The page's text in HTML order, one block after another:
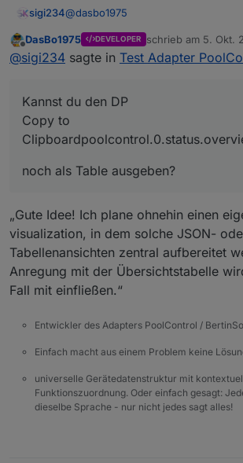
sigi234@dasbo1975
Kannst du den DP
noch als Table ausgeben?
Offline
DasBo1975 DEVELOPER schrieb am 5. Okt.
zuletzt editiert von
@sigi234 sagte in Test Adapter
Kannst du den DP
Copy to
noch als Table ausgeben?
„Gute Idee! Ich plane ohnehin einen
visualization, in dem solche JSON-
Tabellenansichten zentral aufbereitet
Anregung mit der Übersichtstabelle
Fall mit einfließen.“
Entwickler des Adapters PoolControl /
Einfach macht aus einem Problem keine
universelle Gerätedatenstruktur mit
Funktionszuordnung. Oder einfach gesagt:
dieselbe Sprache - nur nicht jedes sagt alles!